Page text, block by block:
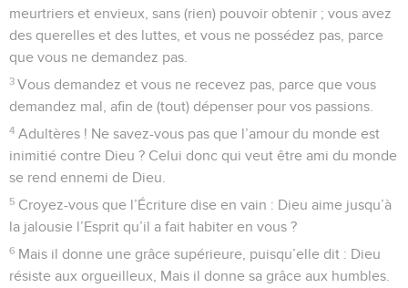
meurtriers et envieux, sans (rien) pouvoir obtenir ; vous avez
des querelles et des luttes, et vous ne possédez pas, parce
que vous ne demandez pas.
3 Vous demandez et vous ne recevez pas, parce que vous
demandez mal, afin de (tout) dépenser pour vos passions.
4 Adultères ! Ne savez-vous pas que l’amour du monde est
inimitié contre Dieu ? Celui donc qui veut être ami du monde
se rend ennemi de Dieu.
5 Croyez-vous que l’Écriture dise en vain : Dieu aime jusqu’à
la jalousie l’Esprit qu’il a fait habiter en vous ?
6 Mais il donne une grâce supérieure, puisqu’elle dit : Dieu
résiste aux orgueilleux, Mais il donne sa grâce aux humbles.